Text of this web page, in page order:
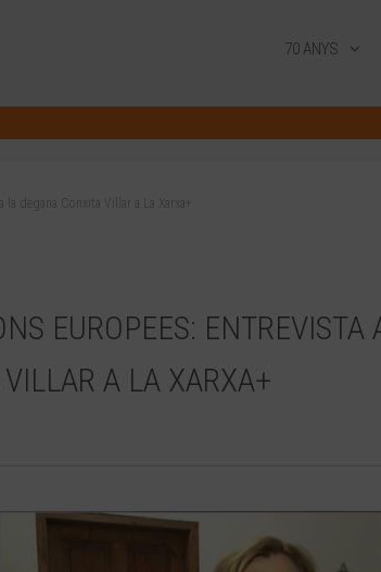
70 ANYS
la degana Conxita Villar a La Xarxa+
EUROPEES: ENTREVISTA
A LA XARXA+